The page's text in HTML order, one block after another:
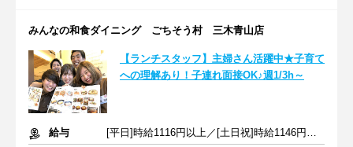
みんなの和食ダイニング ごちそう村 三木青山店
【ランチスタッフ】主婦さん活躍中★子育て
への理解あり！子連れ面接OK♪週1/3h～
給与
[平日]時給1116円以上／[土日祝]時給1146円以上+交通費支給